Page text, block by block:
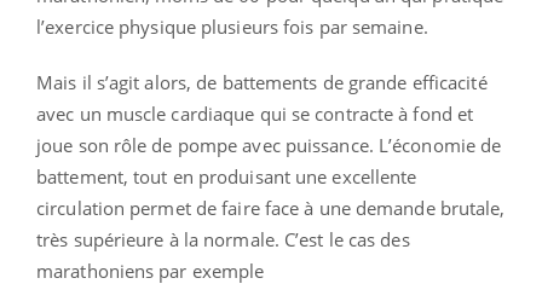
l’exercice physique plusieurs fois par semaine.
Mais il s’agit alors, de battements de grande efficacité
avec un muscle cardiaque qui se contracte à fond et
joue son rôle de pompe avec puissance. L’économie de
battement, tout en produisant une excellente
circulation permet de faire face à une demande brutale,
très supérieure à la normale. C’est le cas des
marathoniens par exemple